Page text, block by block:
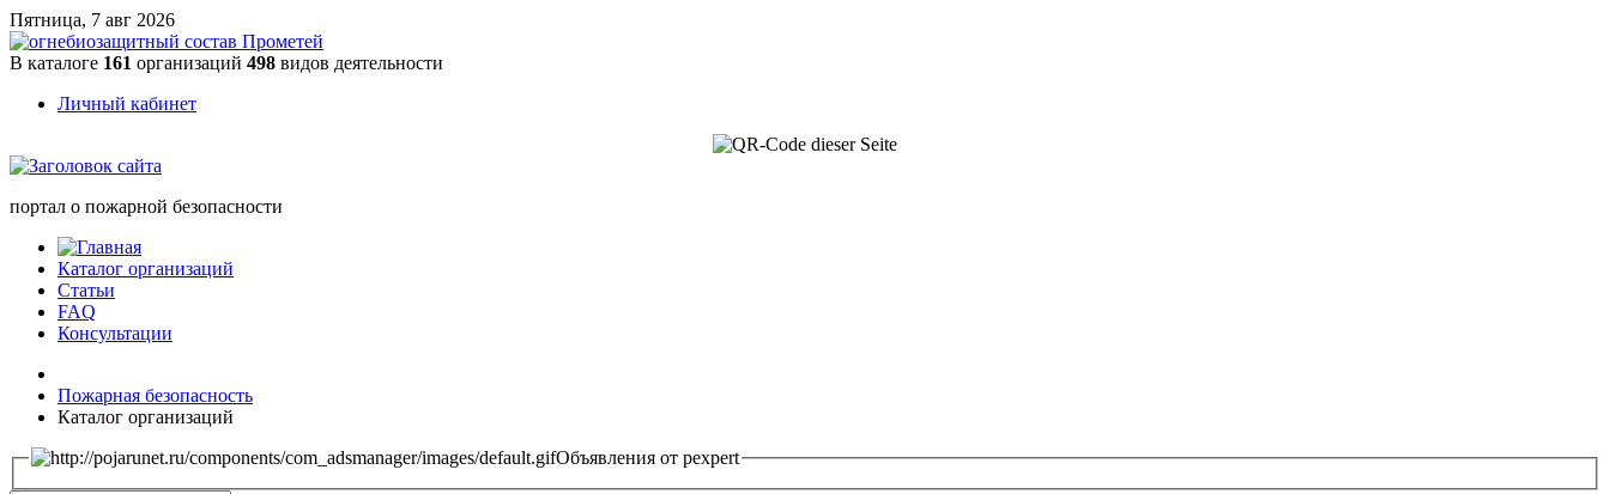
Пятница, 7 авг 2026
В каталоге 161 организаций 498 видов деятельности
Личный кабинет
портал о пожарной безопасности
Каталог организаций
Статьи
FAQ
Консультации
Пожарная безопасность
Каталог организаций
Объявления от pexpert